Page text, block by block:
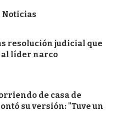
resolución judicial que
al líder narco
de casa de
su versión: "Tuve un